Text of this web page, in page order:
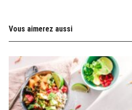
Vous aimerez aussi